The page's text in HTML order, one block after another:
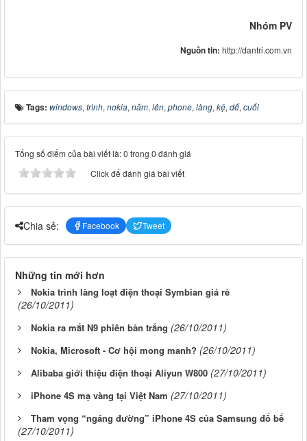
Nhóm PV
Nguồn tin: http://dantri.com.vn
Tags: windows, trình, nokia, năm, lên, phone, làng, kệ, dế, cuối
Tổng số điểm của bài viết là: 0 trong 0 đánh giá
Click để đánh giá bài viết
Chia sẻ: Facebook Tweet
Những tin mới hơn
Nokia trình làng loạt điện thoại Symbian giá rẻ
(26/10/2011)
Nokia ra mắt N9 phiên bản trắng (26/10/2011)
Nokia, Microsoft - Cơ hội mong manh? (26/10/2011)
Alibaba giới thiệu điện thoại Aliyun W800 (27/10/2011)
iPhone 4S mạ vàng tại Việt Nam (27/10/2011)
Tham vọng “ngáng đường” iPhone 4S của Samsung đổ bể
(27/10/2011)